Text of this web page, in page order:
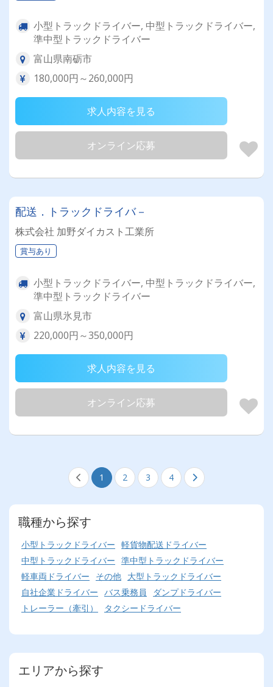
小型トラックドライバー, 中型トラックドライバー,
準中型トラックドライバー
富山県南砺市
180,000円～260,000円
求人内容を見る
オンライン応募
配送．トラックドライバ－
株式会社 加野ダイカスト工業所
賞与あり
小型トラックドライバー, 中型トラックドライバー,
準中型トラックドライバー
富山県氷見市
220,000円～350,000円
求人内容を見る
オンライン応募
1 2 3 4
職種から探す
小型トラックドライバー 軽貨物配送ドライバー
中型トラックドライバー 準中型トラックドライバー
軽車両ドライバー
その他 大型トラックドライバー
自社企業ドライバー バス乗務員
ダンプドライバー
トレーラー（牽引）
タクシードライバー
エリアから探す